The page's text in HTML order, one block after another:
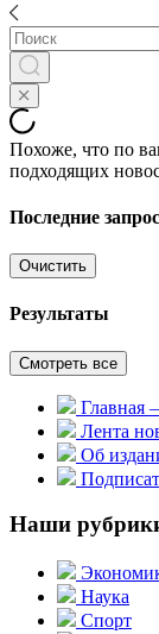
Похоже, что по
подходящих
Последние
Очистить
Результаты
Смотреть все
Главная
Лента
Об
Наши
Наука
Спорт